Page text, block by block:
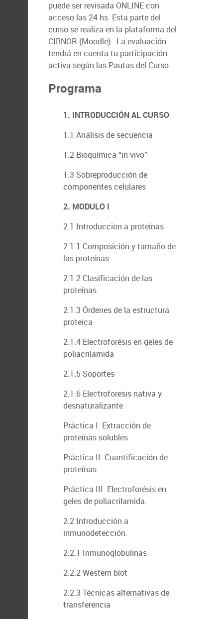
puede ser revisada ONLINE con
acceso las 24 hs. Esta parte del
curso se realiza en la plataforma del
CIBNOR (Moodle). La evaluación
tendrá en cuenta tu participación
activa según las Pautas del Curso.
Programa
1. INTRODUCCIÓN AL CURSO
1.1 Análisis de secuencia
1.2 Bioquímica “in vivo”
1.3 Sobreproducción de
componentes celulares
2. MODULO I
2.1 Introduccion a proteínas
2.1.1 Composición y tamaño de
las proteínas
2.1.2 Clasificación de las
proteínas
2.1.3 Órdenes de la estructura
proteica
2.1.4 Electroforésis en geles de
poliacrilamida
2.1.5 Soportes
2.1.6 Electroforesis nativa y
desnaturalizante
Práctica I. Extracción de
proteínas solubles.
Práctica II. Cuantificación de
proteínas.
Práctica III. Electroforésis en
geles de poliacrilamida.
2.2 Introducción a
inmunodetección.
2.2.1 Inmunoglobulinas
2.2.2 Western blot
2.2.3 Técnicas alternativas de
transferencia